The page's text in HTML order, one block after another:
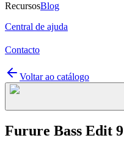
RecursosBlog
Central de ajuda
Contacto
Voltar ao catálogo
Furure Bass Edit 9